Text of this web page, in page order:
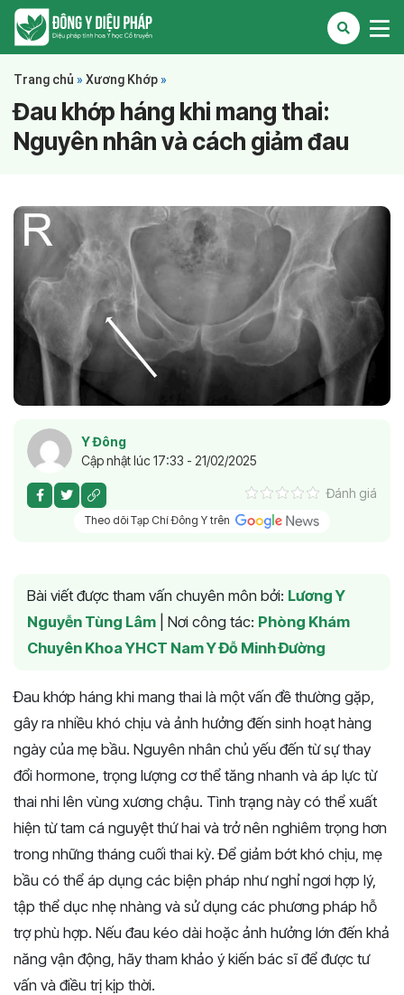
Trang chủ » Xương Khớp »
Đau khớp háng khi mang thai:
Nguyên nhân và cách giảm đau
Y Đông
Cập nhật lúc 17:33 - 21/02/2025
Đánh giá
Theo dõi Tạp Chí Đông Y trên
Bài viết được tham vấn chuyên môn bởi: Lương Y
Nguyễn Tùng Lâm
Nơi công tác: Phòng Khám
Chuyên Khoa YHCT Nam Y Đỗ Minh Đường
Đau khớp háng khi mang thai là một vấn đề thường gặp,
gây ra nhiều khó chịu và ảnh hưởng đến sinh hoạt hàng
ngày của mẹ bầu. Nguyên nhân chủ yếu đến từ sự thay
đổi hormone, trọng lượng cơ thể tăng nhanh và áp lực từ
thai nhi lên vùng xương chậu. Tình trạng này có thể xuất
hiện từ tam cá nguyệt thứ hai và trở nên nghiêm trọng hơn
trong những tháng cuối thai kỳ. Để giảm bớt khó chịu, mẹ
bầu có thể áp dụng các biện pháp như nghỉ ngơi hợp lý,
tập thể dục nhẹ nhàng và sử dụng các phương pháp hỗ
trợ phù hợp. Nếu đau kéo dài hoặc ảnh hưởng lớn đến khả
năng vận động, hãy tham khảo ý kiến bác sĩ để được tư
vấn và điều trị kịp thời.